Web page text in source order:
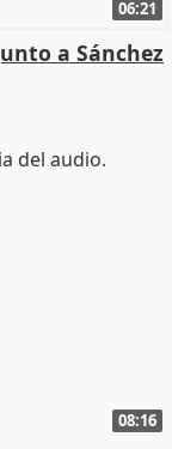
06:21
a Sánchez
08:16